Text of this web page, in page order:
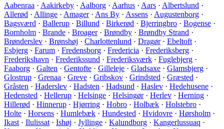
Aabenraa · Aakirkeby · Aalborg · Aarhus · Aars · Albertslund ·
Allerød · Allinge · Amager· Ans By · Assens · Augustenborg ·
Bagsværd · Ballerup · Billund · Birkerød · Bjerringbro · Bogense ·
Bornholm · Brande · Broager· Brøndby · Brøndby Strand ·
Brønderslev · Brønshøj · Charlottenlund · Dragør· Ebeltoft ·
Esbjerg · Farum · Fredensborg · Fredericia · Frederiksberg ·
Frederikshavn · Frederikssund · Frederiksværk · Fuglebjerg ·
Faaborg · Galten · Gentofte · Gilleleje · Gladsaxe · Glamsbjerg ·
Glostrup · Grenaa · Greve · Gribskov · Grindsted · Græsted ·
Gråsten · Haderslev · Hadsten · Hadsund · Haslev · Hedehusene ·
Hedensted · Hellerup · Helsinge · Helsingør· Herlev · Herning ·
Hillerød · Hinnerup · Hjørring · Hobro · Holbæk · Holstebro ·
Holte · Horsens · Humlebæk · Hundested · Hvidovre · Hørsholm ·
Ikast · Ilulissat · Ishøj · Jyllinge · Kalundborg · Kangerlussuaq ·